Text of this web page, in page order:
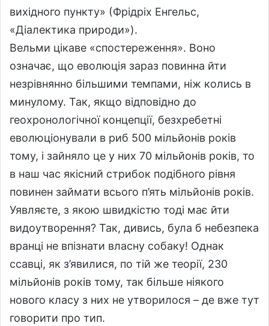
вихідного пункту» (Фрідріх Енгельс,
«Діалектика природи»).
Вельми цікаве «спостереження». Воно
означає, що еволюція зараз повинна йти
незрівнянно більшими темпами, ніж колись в
минулому. Так, якщо відповідно до
геохронологічної концепції, безхребетні
еволюціонували в риб 500 мільйонів років
тому, і зайняло це у них 70 мільйонів років, то
в наш час якісний стрибок подібного рівня
повинен займати всього п’ять мільйонів років.
Уявляєте, з якою швидкістю тоді має йти
видоутворення? Так, дивись, була б небезпека
вранці не впізнати власну собаку! Однак
ссавці, як з’явилися, по тій же теорії, 230
мільйонів років тому, так більше ніякого
нового класу з них не утворилося – де вже тут
говорити про тип.